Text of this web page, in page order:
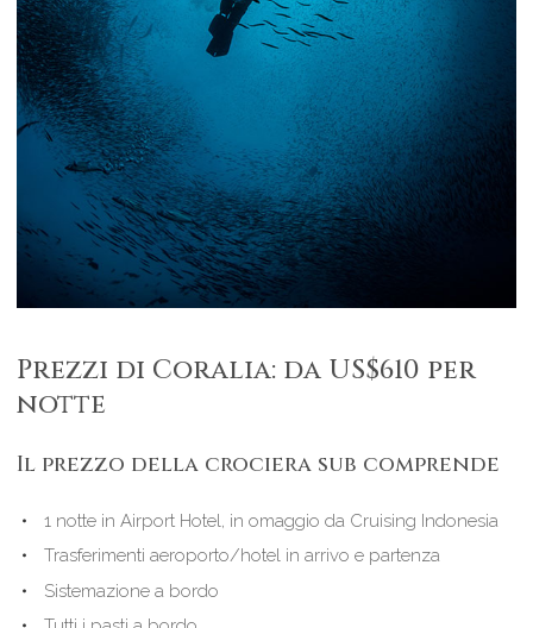
Prezzi di Coralia: da US$610 per
notte
Il prezzo della crociera sub comprende
1 notte in Airport Hotel, in omaggio da Cruising Indonesia
Trasferimenti aeroporto/hotel in arrivo e partenza
Sistemazione a bordo